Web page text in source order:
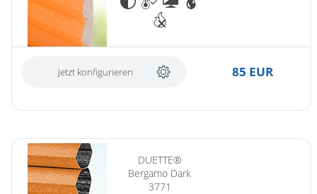
Gardinenstange
Stoffe
Panneaux
Jetzt konfigurieren 85 EUR
DUETTE®
Bergamo Dark
3771